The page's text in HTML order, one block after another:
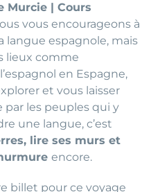
Murcie | Cours
vous encourageons à
langue espagnole, mais
lieux comme
en Espagne,
et vous laisser
par les peuples qui y
une langue, c’est
lire ses murs et
encore.
billet pour ce voyage